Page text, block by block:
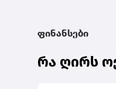
ფინანსები
რა ღირს